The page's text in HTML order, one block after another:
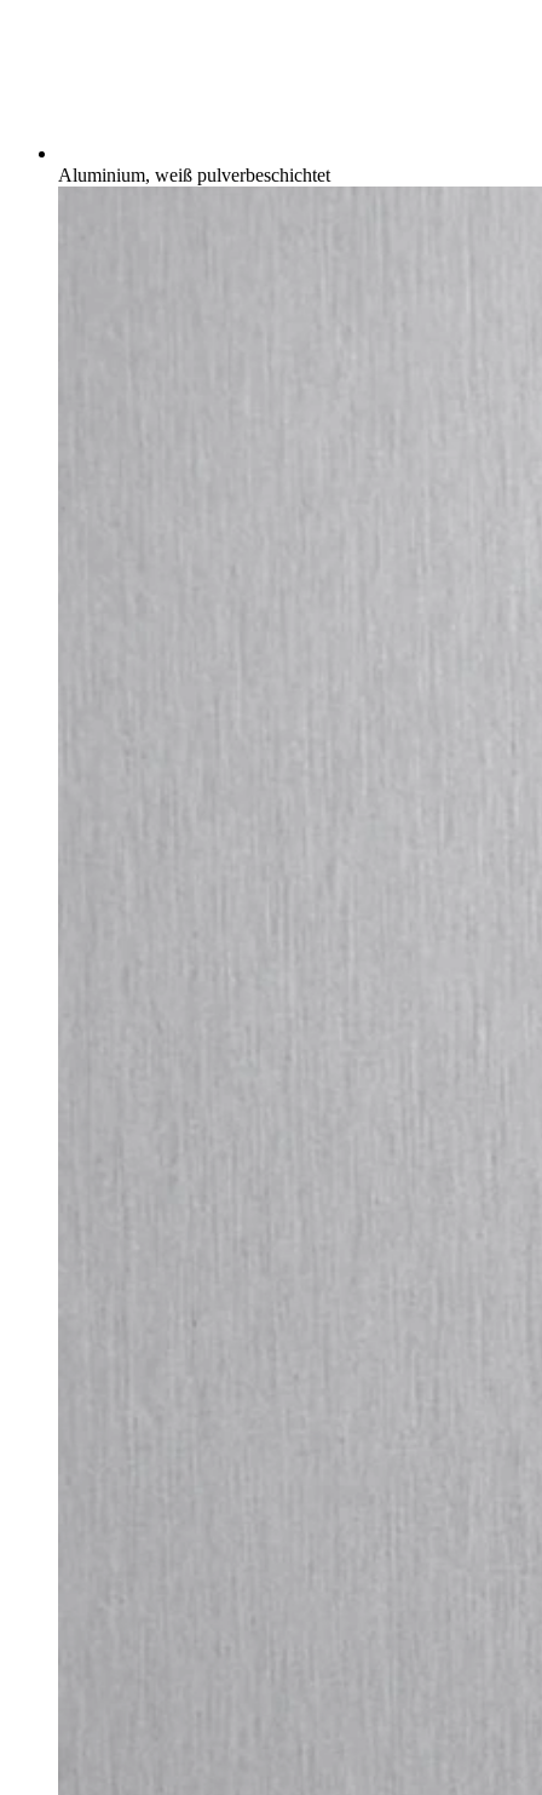
Aluminium, weiß pulverbeschichtet